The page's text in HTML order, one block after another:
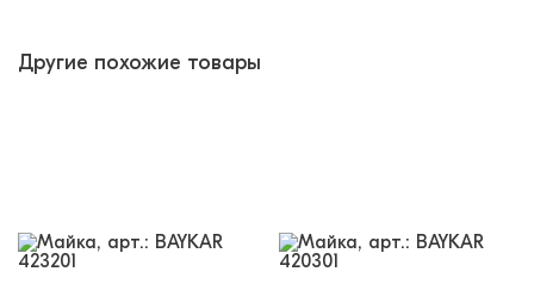
Другие похожие товары